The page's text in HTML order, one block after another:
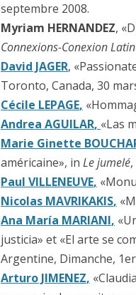
septembre 2008.
Myriam HERNANDEZ,
Connexions-Conexion
David JAGER,
Toronto, Canada, 30
Cécile LEPAGE,
Andrea AGUILAR, «Las
Marie Ginette
américaine», in Le jumelé
Paul VILLENEUVE,
Nicolas MAVRIKAKIS,
Ana María MARIANI,
justicia» et «El arte se
Argentine, Dimanche,
Arturo JIMENEZ,